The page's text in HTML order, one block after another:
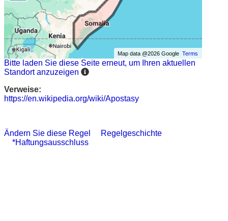
Map data @2026 GoogleTerms
Bitte laden Sie diese Seite erneut, um Ihren aktuellen
Standort anzuzeigen
Verweise:
https://en.wikipedia.org/wiki/Apostasy
Ändern Sie diese Regel
Regelgeschichte
*Haftungsausschluss